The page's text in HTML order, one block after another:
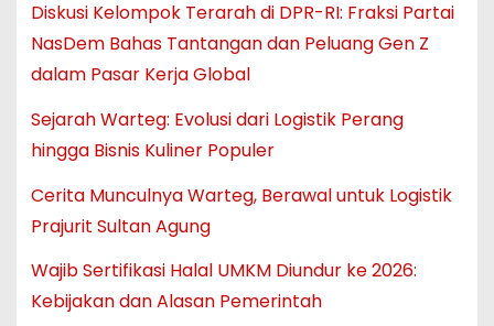
Diskusi Kelompok Terarah di DPR-RI: Fraksi Partai
NasDem Bahas Tantangan dan Peluang Gen Z
dalam Pasar Kerja Global
Sejarah Warteg: Evolusi dari Logistik Perang
hingga Bisnis Kuliner Populer
Cerita Munculnya Warteg, Berawal untuk Logistik
Prajurit Sultan Agung
Wajib Sertifikasi Halal UMKM Diundur ke 2026:
Kebijakan dan Alasan Pemerintah